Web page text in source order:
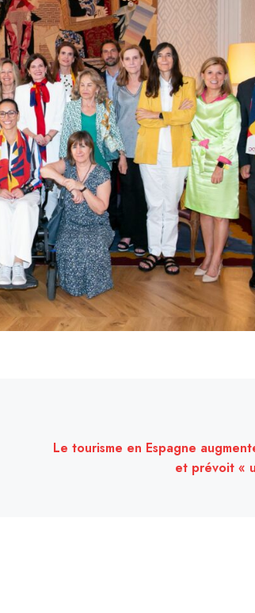
Le tourisme en Espagne
et prévoit «